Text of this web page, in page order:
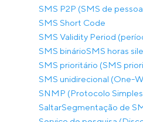
SMS P2P (SMS de
SMS Short Code
SMS Validity Period
SMS binárioSMS horas
SMS prioritário (SMS
SMS unidirecional (One-
SNMP (Protocolo
SaltarSegmentação de